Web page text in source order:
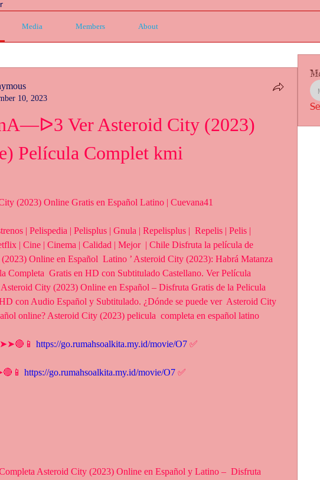
Media Members About
10, 2023
Ver Asteroid City (2023)
Película Complet kmi
(2023) Online Gratis en Español Latino | Cuevana41
| Cine | Cinema | Calidad | Mejor  | Chile Disfruta la película de
Online en Español  Latino ’ Asteroid City (2023): Habrá Matanza
Completa  Gratis en HD con Subtitulado Castellano. Ver Película
City (2023) Online en Español – Disfruta Gratis de la Pelicula
con Audio Español y Subtitulado. ¿Dónde se puede ver  Asteroid City
online? Asteroid City (2023) pelicula  completa en español latino
https://go.rumahsoalkita.my.id/movie/O7 ✅
https://go.rumahsoalkita.my.id/movie/O7 ✅
Asteroid City (2023) Online en Español y Latino –  Disfruta